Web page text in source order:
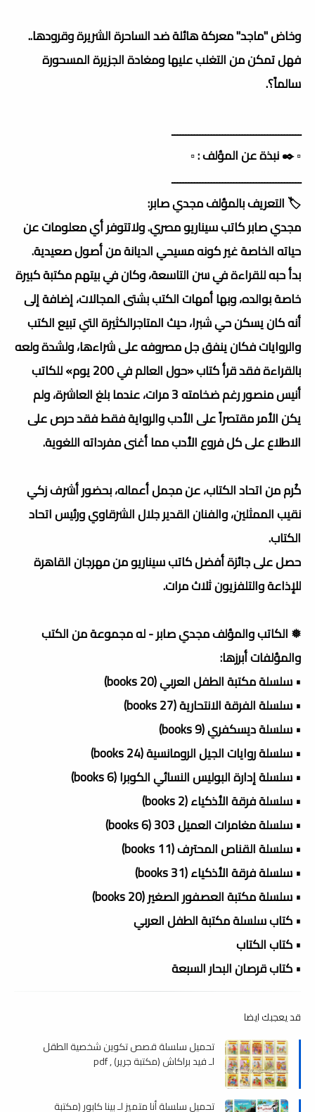
وخاض "ماجد" معركة هائلة ضد الساحرة الشريرة وقرودها..
فهل تمكن من التغلب عليها ومغادة الجزيرة المسحورة
سالماً؟.
ــــــــــــــــــــــــــــــــــــــــــــــ
▫️ ✒️ نبذة عن المؤلف : ▫️
ــــــــــــــــــــــــــــــــــــــــــــــ
🏷️ التعريف بالمؤلف مجدي صابر:
مجدي صابر كاتب سيناريو مصري. ولاتتوفر أي معلومات عن
حياته الخاصة غير كونه مسيحي الديانة من أصول صعيدية.
بدأ حبه للقراءة في سن التاسعة، وكان في بيتهم مكتبة كبيرة
خاصة بوالده، وبها أمهات الكتب بشتى المجالات، إضافة إلى
أنه كان يسكن حي شبرا، حيث المتاجرالكثيرة التي تبيع الكتب
والروايات فكان ينفق جل مصروفه على شراءها، ولشدة ولعه
بالقراءة فقد قرأ كتاب «حول العالم في 200 يوم» للكاتب
أنيس منصور رغم ضخامته 3 مرات، عندما بلغ العاشرة، ولم
يكن الأمر مقتصراً على الأدب والرواية فقط فقد حرص على
الاطلاع على كل فروع الأدب مما أغنى مفرداته اللغوية.
كُرم من اتحاد الكتاب، عن مجمل أعماله، بحضور أشرف زكي
نقيب الممثلين، والفنان القدير جلال الشرقاوي ورئيس اتحاد
الكتاب.
حصل على جائزة أفضل كاتب سيناريو من مهرجان القاهرة
للإذاعة والتلفزيون ثلاث مرات.
❅ الكاتب والمؤلف مجدي صابر - له مجموعة من الكتب
والمؤلفات أبرزها:
• سلسلة مكتبة الطفل العربي (20 books)
• سلسلة الفرقة الانتحارية (27 books)
• سلسلة ديسكفري (9 books)
• سلسلة روايات الجيل الرومانسية (24 books)
• سلسلة إدارة البوليس النسائي الكوبرا (6 books)
• سلسلة فرقة الأذكياء (2 books)
• سلسلة مغامرات العميل 303 (6 books)
• سلسلة القناص المحترف (11 books)
• سلسلة فرقة الأذكياء (31 books)
• سلسلة مكتبة العصفور الصغير (20 books)
• كتاب سلسلة مكتبة الطفل العربي
• كتاب الكتاب
• كتاب قرصان البحار السبعة
قد يعجبك ايضا
تحميل سلسلة قصص تكوين شخصية الطقل
لـ فيد براكاش (مكتبة جرير) , pdf
تحميل سلسلة أنا متميز لـ بينا كابور (مكتبة